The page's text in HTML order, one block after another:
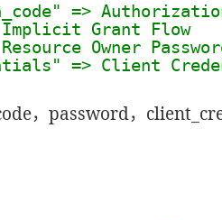
=> Authorization
Grant Flow
Owner
=> Client
，password，